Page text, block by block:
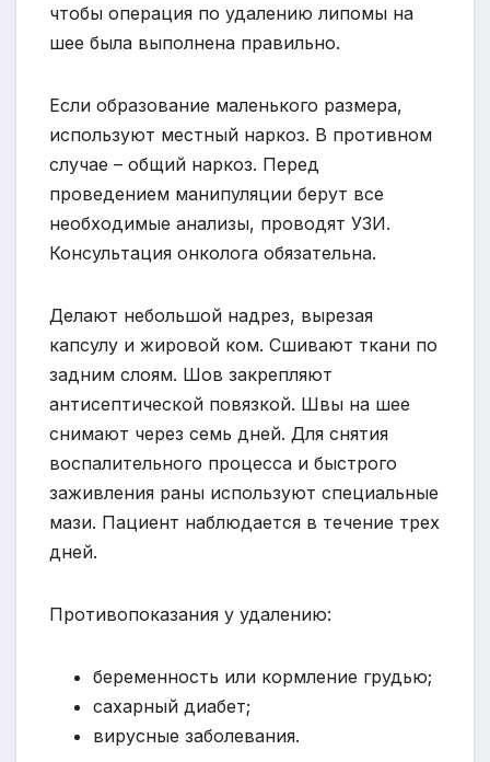
чтобы операция по удалению липомы на
шее была выполнена правильно.
Если образование маленького размера,
используют местный наркоз. В противном
случае – общий наркоз. Перед
проведением манипуляции берут все
необходимые анализы, проводят УЗИ.
Консультация онколога обязательна.
Делают небольшой надрез, вырезая
капсулу и жировой ком. Сшивают ткани по
задним слоям. Шов закрепляют
антисептической повязкой. Швы на шее
снимают через семь дней. Для снятия
воспалительного процесса и быстрого
заживления раны используют специальные
мази. Пациент наблюдается в течение трех
дней.
Противопоказания у удалению:
беременность или кормление грудью;
сахарный диабет;
вирусные заболевания.